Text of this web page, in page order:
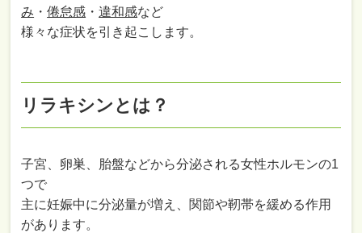
み ・倦怠感 ・違和感など
様々な症状を引き起こします。
リラキシンとは？
子宮、卵巣、胎盤などから分泌される女性ホルモンの1
つで
主に妊娠中に分泌量が増え、関節や靭帯を緩める作用
があります。